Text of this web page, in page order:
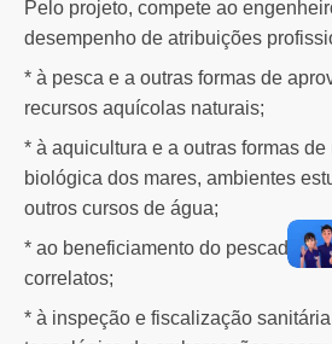
Pelo projeto, compete ao
desempenho de atribuições
* à pesca e a outras formas de
recursos aquícolas naturais;
* à aquicultura e a outras formas
biológica dos mares, ambientes
outros cursos de água;
* ao beneficiamento do pescado,
correlatos;
* à inspeção e fiscalização